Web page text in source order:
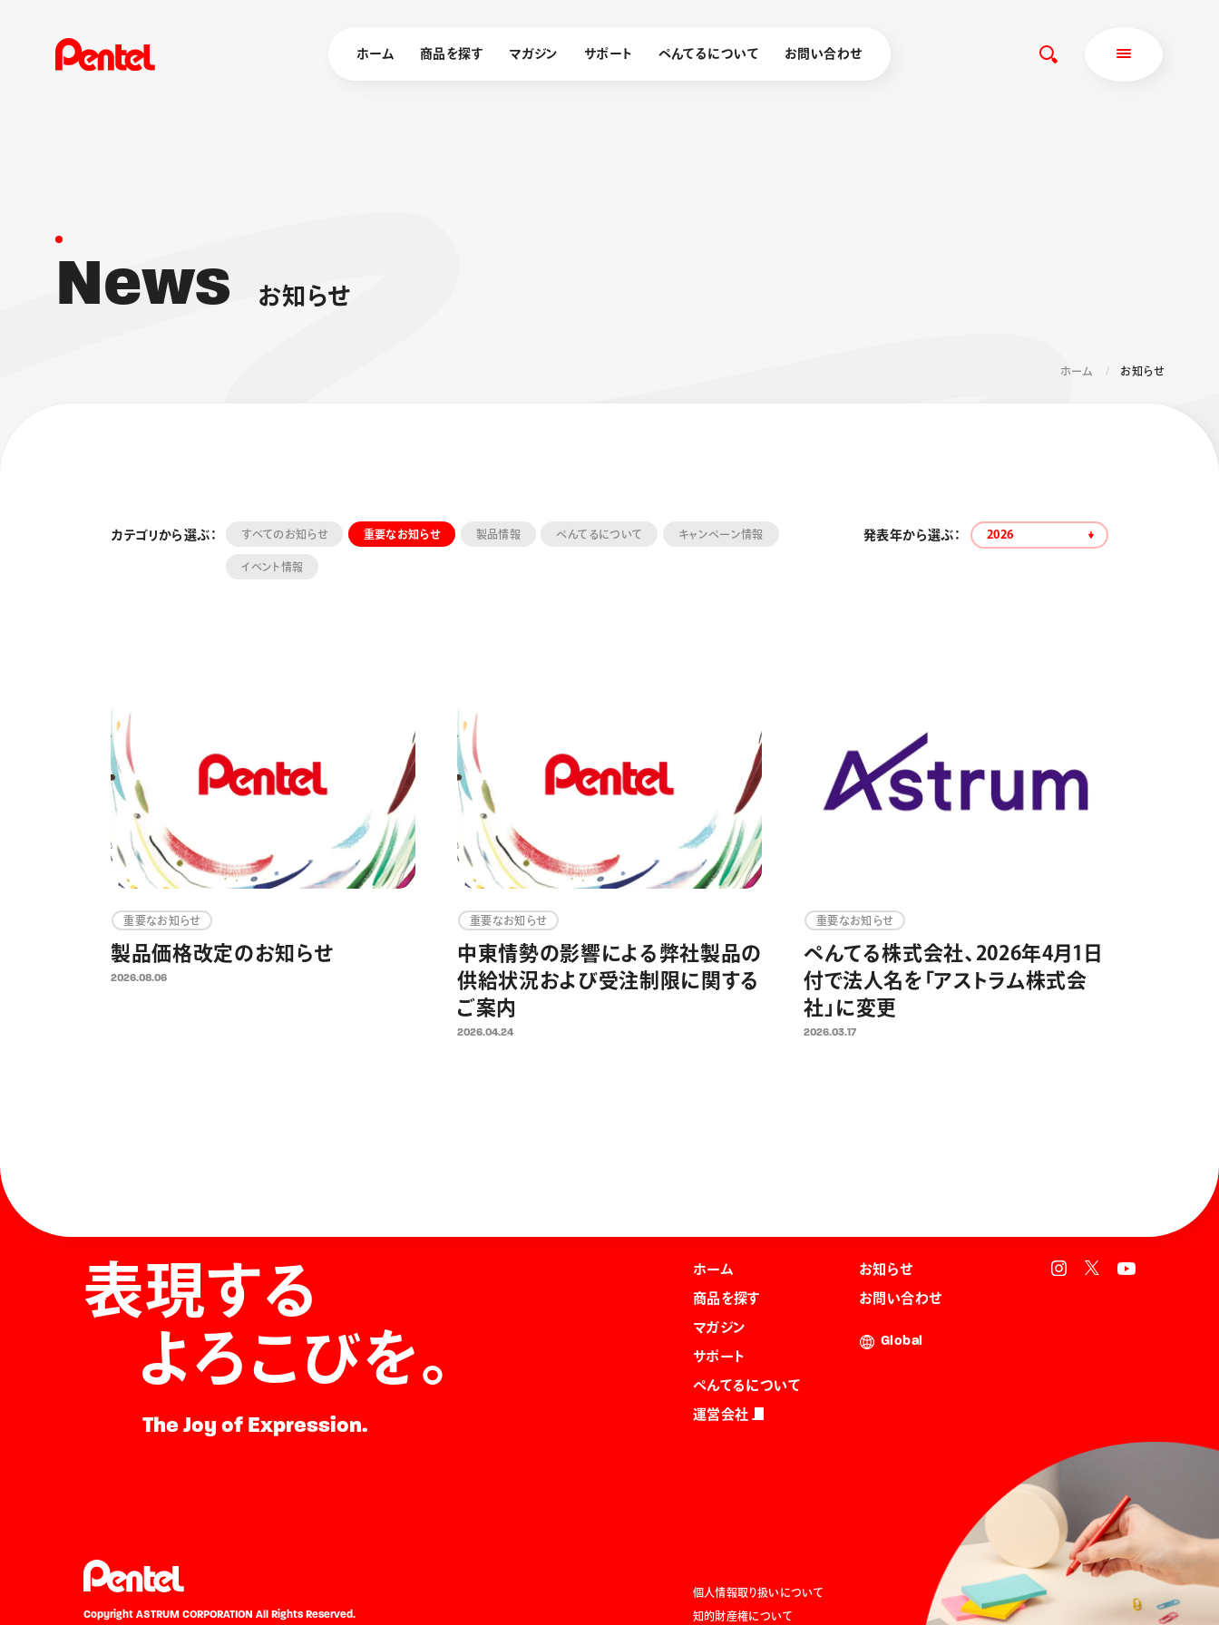
ホーム 商品を探す マガジン サポート ぺんてるについて お問い合わせ
エナージェル
シャープペン
消し具
News お知 らせ
ホーム お知らせ
カテゴリから選ぶ： すべてのお知らせ 重要なお知らせ 製品情報 ぺんてるについて キャンペーン情報
イベント情報
発表年から選ぶ： 2026
重要なお知らせ
製品価格改定のお知らせ
2026.08.06
重要なお知らせ
中東情勢の影響による弊社製品の
供給状況および受注制限に関する
ご案内
2026.04.24
重要なお知らせ
ぺんてる株式会社、2026年4月1日
付で法人名を「アストラム株式会
社」に変更
2026.03.17
ホーム
商品を探す
マガジン
サポート
ぺんてるについて
運営会社
お知らせ
お問い合わせ
Global
個人情報取り扱いについて
知的財産権について
表現する
よろこびを。
The Joy of Expression.
Copyright ASTRUM CORPORATION All Rights Reserved.